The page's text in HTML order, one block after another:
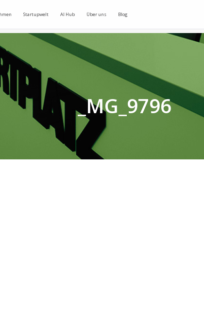
Startupwelt AI Hub Über uns Blog
_MG_9796